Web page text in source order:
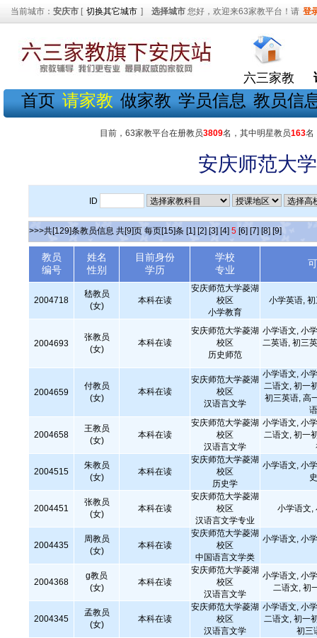
当前城市： 安庆市 [ 切换其它城市 ] 选择城市 您好，欢迎来63家教平台！请 登
六三家教
首页 请家教 做家教 学员信息 教员信
目前，63家教平台在册教员3809名，其中明星教员163名
安庆师范大
ID
>>>共[129]条教员信息 共[9]页 每页[15]条 [1] [2] [3] [4] 5 [6] [7] [8] [9]
教员
编号
姓名
性别
目前身份
学历
学校
专业
2004718
嵇教员
(女)
本科在读
安庆师范大学菱湖
校区
小学教育
小学英语,
2004693
张教员
(女)
本科在读
安庆师范大学菱湖
校区
历史师范
小学语文, 小
二英语, 初三
2004659
付教员
(女)
本科在读
安庆师范大学菱湖
校区
汉语言文学
小学语文, 小
二语文, 初一
初三英语, 高
2004658
王教员
(女)
本科在读
安庆师范大学菱湖
校区
汉语言文学
小学语文, 小
二语文, 初一
2004515
朱教员
(女)
本科在读
安庆师范大学菱湖
校区
历史学
小学语文, 小
2004451
张教员
(女)
本科在读
安庆师范大学菱湖
校区
汉语言文学专业
小学语文,
2004435
周教员
(女)
本科在读
安庆师范大学菱湖
校区
中国语言文学类
小学语文, 小
2004368
g教员
(女)
本科在读
安庆师范大学菱湖
校区
汉语言文学
小学语文, 小
二语文, 初
2004345
孟教员
(女)
本科在读
安庆师范大学菱湖
校区
汉语言文学
小学语文, 小
二语文, 初一
初三